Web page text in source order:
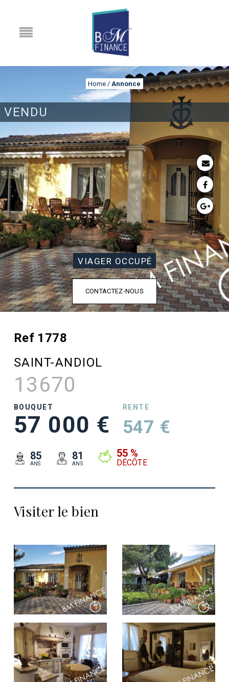
VENDU
Home / Annonce
ANNONCE
VIAGER OCCUPÉ
CONTACTEZ-NOUS
Ref 1778
SAINT-ANDIOL
13670
BOUQUET
57 000 €
RENTE
547 €
85
ANS
81
ANS
55 %
DÉCÔTE
Visiter le bien